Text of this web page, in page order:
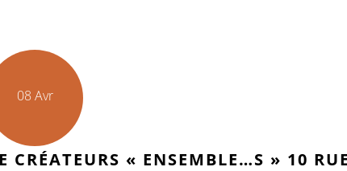
08 Avr
« ENSEMBLE…S » 10